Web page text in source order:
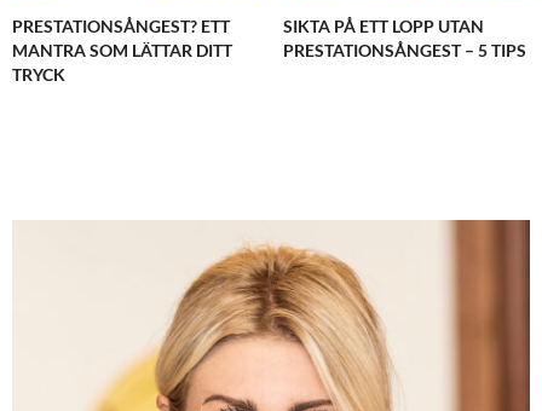
PRESTATIONSÅNGEST? ETT
MANTRA SOM LÄTTAR DITT
TRYCK
SIKTA PÅ ETT LOPP UTAN
PRESTATIONSÅNGEST – 5 TIPS